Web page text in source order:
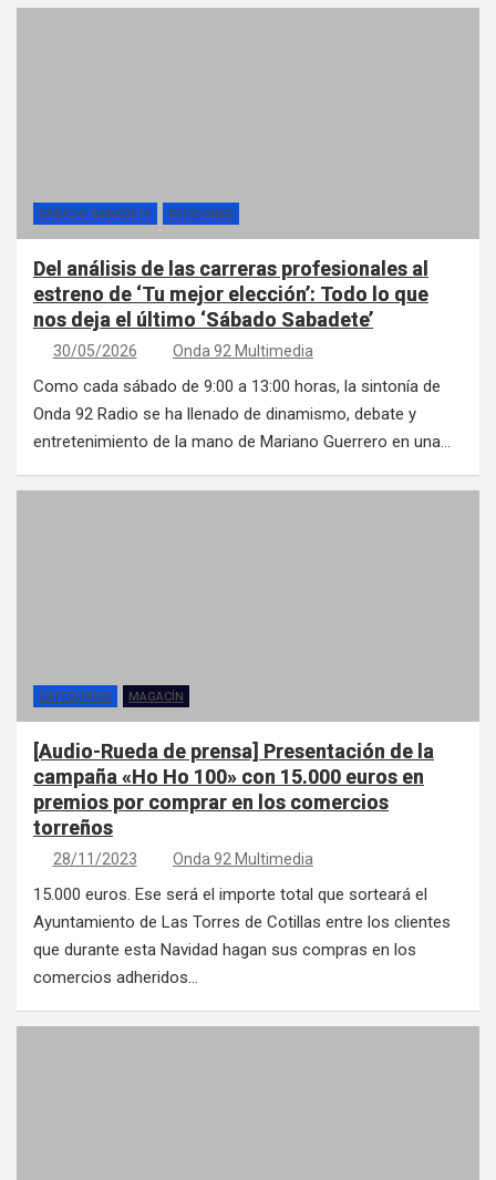
SÁBADO SABADETE SECCIONES
Del análisis de las carreras profesionales al
estreno de ‘Tu mejor elección’: Todo lo que
nos deja el último ‘Sábado Sabadete’
30/05/2026 Onda 92 Multimedia
Como cada sábado de 9:00 a 13:00 horas, la sintonía de
Onda 92 Radio se ha llenado de dinamismo, debate y
entretenimiento de la mano de Mariano Guerrero en una…
CATEGORÍAS MAGACÍN
[Audio-Rueda de prensa] Presentación de la
campaña «Ho Ho 100» con 15.000 euros en
premios por comprar en los comercios
torreños
28/11/2023 Onda 92 Multimedia
15.000 euros. Ese será el importe total que sorteará el
Ayuntamiento de Las Torres de Cotillas entre los clientes
que durante esta Navidad hagan sus compras en los
comercios adheridos…